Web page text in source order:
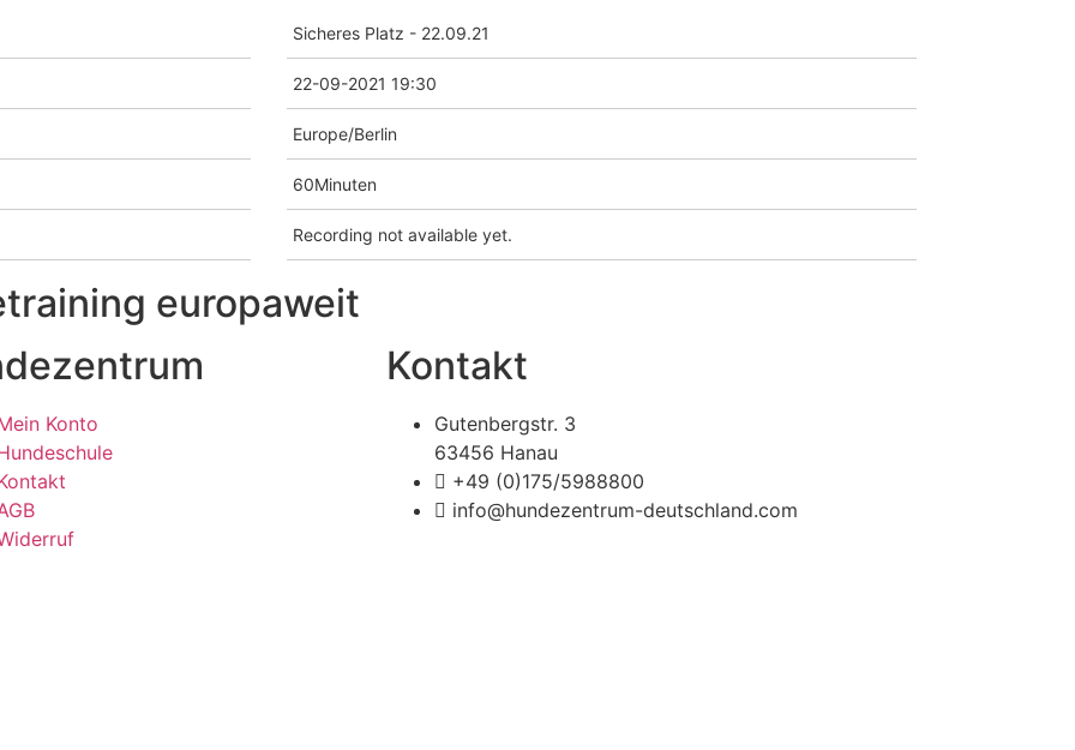
Sicheres Platz - 22.09.21
22-09-2021 19:30
Europe/Berlin
60Minuten
Recording not available yet.
europaweit
Konto
Kontakt
Gutenbergstr. 3
63456 Hanau
+49 (0)175/5988800
info@hundezentrum-deutschland.com